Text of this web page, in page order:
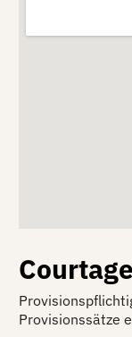
Courtage
Provisionssätze